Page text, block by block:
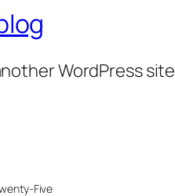
WordPress site
Five